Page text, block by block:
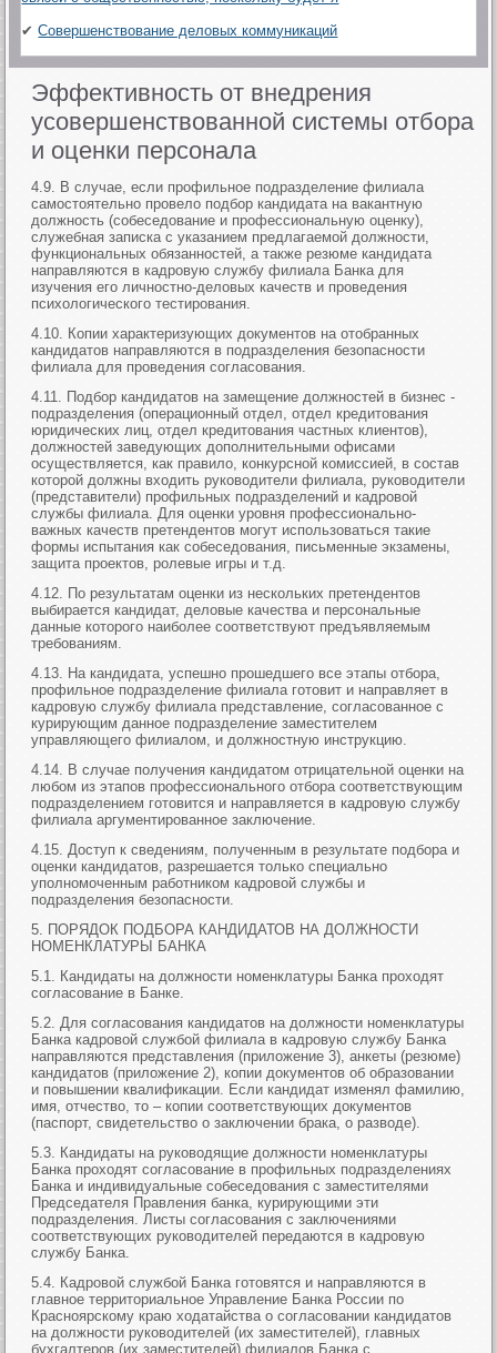
✔Совершенствование деловых коммуникаций
Эффективность от внедрения
усовершенствованной системы отбора
и оценки персонала
4.9. В случае, если профильное подразделение филиала
самостоятельно провело подбор кандидата на вакантную
должность (собеседование и профессиональную оценку),
служебная записка с указанием предлагаемой должности,
функциональных обязанностей, а также резюме кандидата
направляются в кадровую службу филиала Банка для
изучения его личностно-деловых качеств и проведения
психологического тестирования.
4.10. Копии характеризующих документов на отобранных
кандидатов направляются в подразделения безопасности
филиала для проведения согласования.
4.11. Подбор кандидатов на замещение должностей в бизнес -
подразделения (операционный отдел, отдел кредитования
юридических лиц, отдел кредитования частных клиентов),
должностей заведующих дополнительными офисами
осуществляется, как правило, конкурсной комиссией, в состав
которой должны входить руководители филиала, руководители
(представители) профильных подразделений и кадровой
службы филиала. Для оценки уровня профессионально-
важных качеств претендентов могут использоваться такие
формы испытания как собеседования, письменные экзамены,
защита проектов, ролевые игры и т.д.
4.12. По результатам оценки из нескольких претендентов
выбирается кандидат, деловые качества и персональные
данные которого наиболее соответствуют предъявляемым
требованиям.
4.13. На кандидата, успешно прошедшего все этапы отбора,
профильное подразделение филиала готовит и направляет в
кадровую службу филиала представление, согласованное с
курирующим данное подразделение заместителем
управляющего филиалом, и должностную инструкцию.
4.14. В случае получения кандидатом отрицательной оценки на
любом из этапов профессионального отбора соответствующим
подразделением готовится и направляется в кадровую службу
филиала аргументированное заключение.
4.15. Доступ к сведениям, полученным в результате подбора и
оценки кандидатов, разрешается только специально
уполномоченным работником кадровой службы и
подразделения безопасности.
5. ПОРЯДОК ПОДБОРА КАНДИДАТОВ НА ДОЛЖНОСТИ
НОМЕНКЛАТУРЫ БАНКА
5.1. Кандидаты на должности номенклатуры Банка проходят
согласование в Банке.
5.2. Для согласования кандидатов на должности номенклатуры
Банка кадровой службой филиала в кадровую службу Банка
направляются представления (приложение 3), анкеты (резюме)
кандидатов (приложение 2), копии документов об образовании
и повышении квалификации. Если кандидат изменял фамилию,
имя, отчество, то – копии соответствующих документов
(паспорт, свидетельство о заключении брака, о разводе).
5.3. Кандидаты на руководящие должности номенклатуры
Банка проходят согласование в профильных подразделениях
Банка и индивидуальные собеседования с заместителями
Председателя Правления банка, курирующими эти
подразделения. Листы согласования с заключениями
соответствующих руководителей передаются в кадровую
службу Банка.
5.4. Кадровой службой Банка готовятся и направляются в
главное территориальное Управление Банка России по
Красноярскому краю ходатайства о согласовании кандидатов
на должности руководителей (их заместителей), главных
бухгалтеров (их заместителей) филиалов Банка с